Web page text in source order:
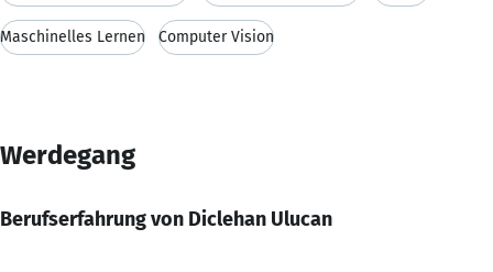
Maschinelles Lernen Computer Vision
Werdegang
Berufserfahrung von Diclehan Ulucan